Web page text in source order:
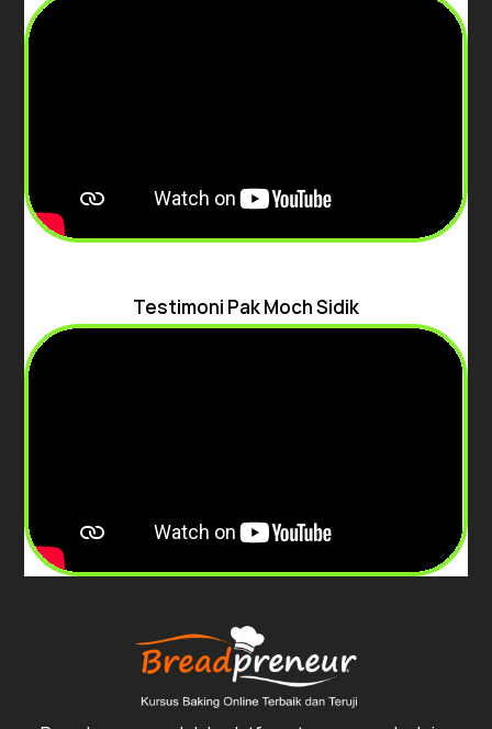
Testimoni Pak Moch Sidik